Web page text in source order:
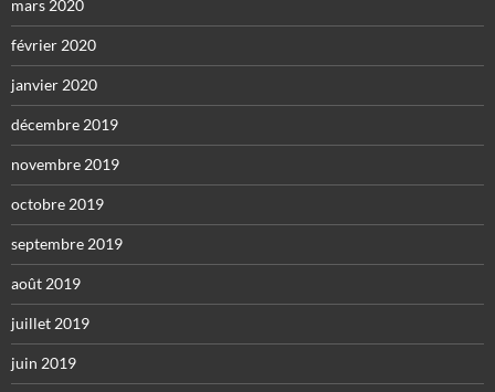
mars 2020
février 2020
janvier 2020
décembre 2019
novembre 2019
octobre 2019
septembre 2019
août 2019
juillet 2019
juin 2019